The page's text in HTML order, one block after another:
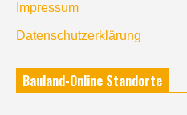
Impressum
Datenschutzerklärung
Bauland-Online Standorte